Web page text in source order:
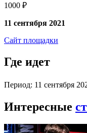
1000 ₽
11 сентября 2021
Сайт площадки
Где идет
Период: 11 сентября
Интересные